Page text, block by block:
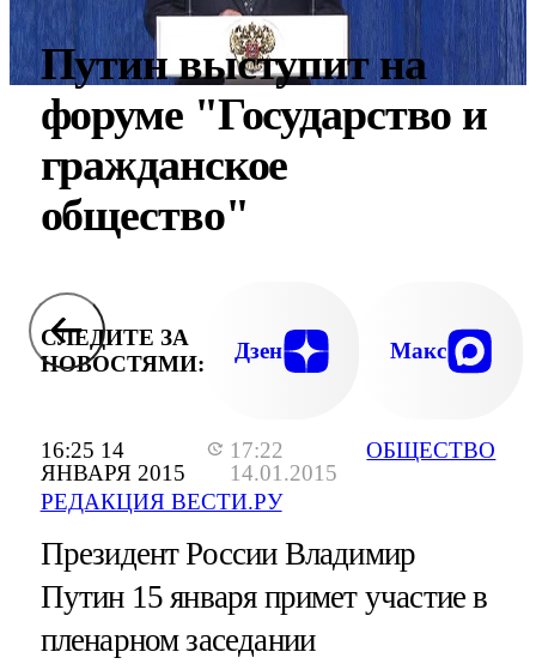
16:25 14
ЯНВАРЯ 2015
17:22
14.01.2015
РЕДАКЦИЯ ВЕСТИ.РУ
ОБЩЕСТВО
Путин выступит на
форуме "Государство и
гражданское
общество"
СЛЕДИТЕ ЗА
НОВОСТЯМИ:
Дзен Макс
Президент России Владимир
Путин 15 января примет участие в
пленарном заседании